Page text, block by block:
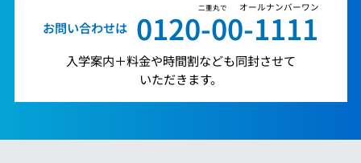
二重丸で オールナンバーワン
お問い合わせは 0120-00-1111
入学案内＋料金や時間割なども同封させて
いただきます。